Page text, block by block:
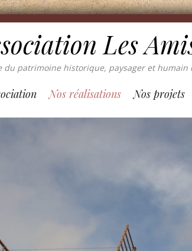
Les
du patrimoine historique, paysager et
Nos réalisations Nos projets